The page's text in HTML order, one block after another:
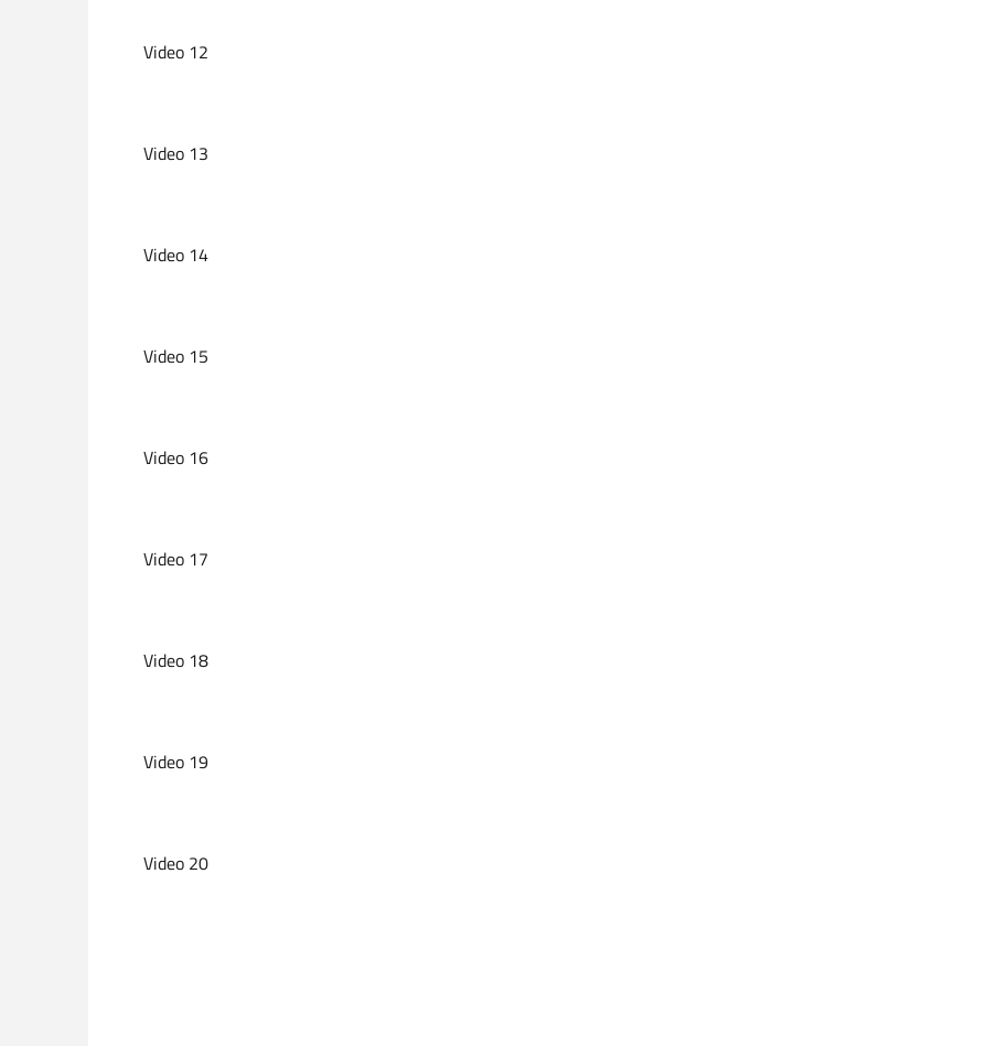
Video 12
Video 13
Video 14
Video 15
Video 16
Video 17
Video 18
Video 19
Video 20